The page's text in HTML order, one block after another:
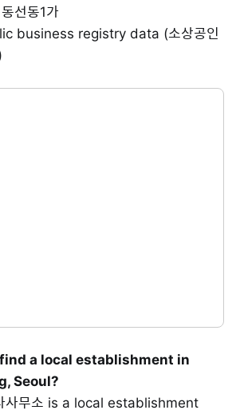
선동1가
business registry data (소상공인
a local establishment in
Seoul?
사무소 is a local establishment